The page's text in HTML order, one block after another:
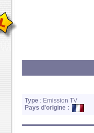
Type : Emission TV
Pays d'origine :